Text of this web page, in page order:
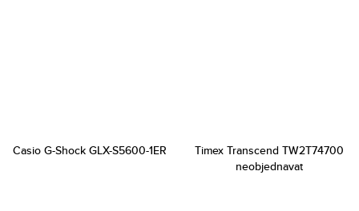
Casio G-Shock GLX-S5600-1ER
Timex Transcend TW2T74700
neobjednavat